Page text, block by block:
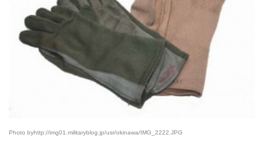
Photo byhttp://img01.militaryblog.jp/usr/okinawa/IMG_2222.JPG